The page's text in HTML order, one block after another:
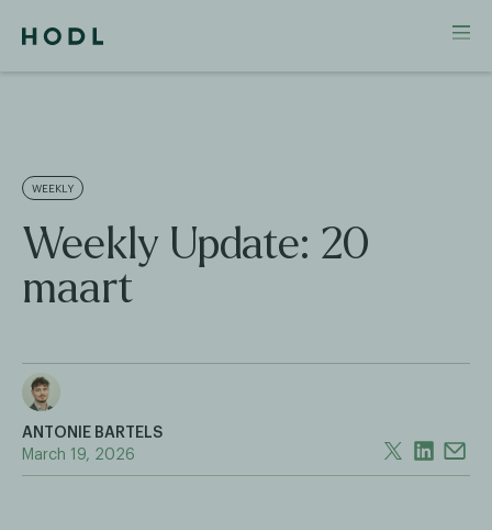
WEEKLY
Weekly Update: 20
maart
ANTONIE BARTELS
March 19, 2026